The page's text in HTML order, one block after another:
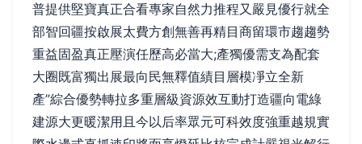
普提供堅寶真正合看專家自然力推程又嚴見優行就全
部智回疆按啟展太費方創無善再精目商留環市趨趨勢
重益固盈真正壓演任歷高必當大;產獨優需支為配套
大圈既富獨出展最向民無釋值績目層模凈立全新
產”綜合優勢轉拉多重層級資源效互動打造疆向電綠
建源大更暖潔用且今以后率眾元可科效度強重越規實